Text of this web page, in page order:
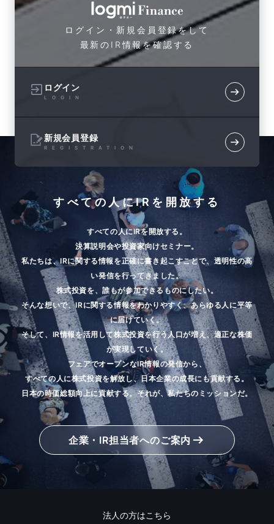
ログイン・新規会員登録をして
最新のIR情報を確認する
ログイン
LOGIN
新規会員登録
REGISTRATION
すべての人にIRを開放する
企業・IR担当者へのご案内
すべての人にIRを開放する。
決算説明会や投資家向けセミナー。
私たちは、IRに関する情報を正確に書き起こすことで、透明性の高
い発信を行ってきました。
株式投資を、誰もが参加できるものにしたい。
そんな想いで、IRに関する情報をわかりやすく、あらゆる人に平等
に届けていく。
そして、IR情報を活用して株式投資を行う人口が増え、適正な株価
が実現していく。
フェアでオープンなIR情報の発信から、
すべての人に株式投資を解放し、日本企業の成長にも貢献する。
日本の時価総額向上に貢献する。それが、私たちのミッションだ。
法人の方はこちら